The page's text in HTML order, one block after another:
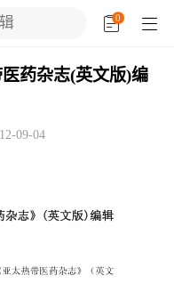
0 
药杂志(英文版)编
09-04


